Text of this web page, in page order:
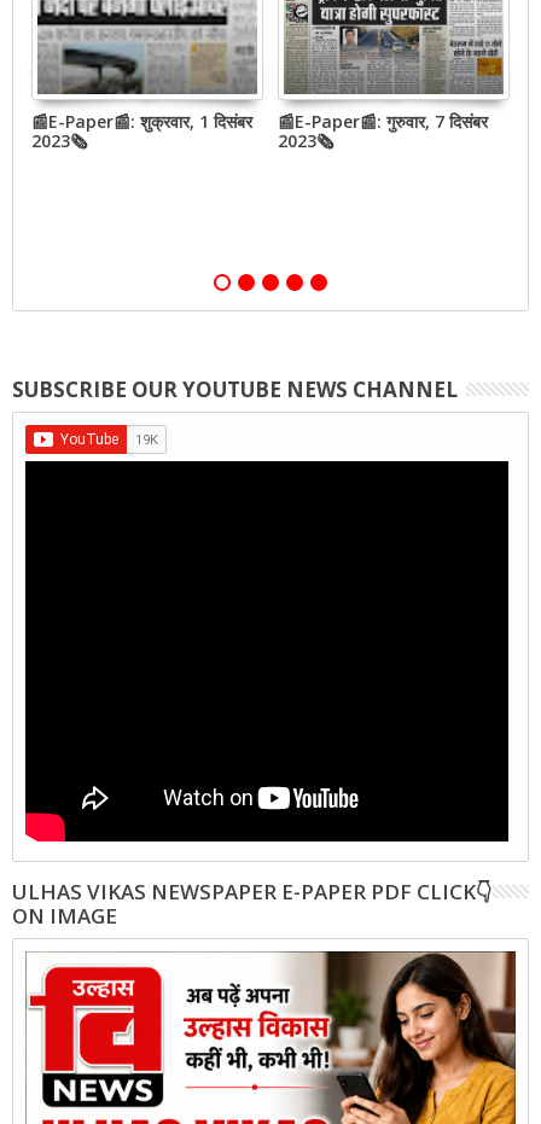
📰E-Paper📰: शुक्रवार, 1 दिसंबर
2023🗞
📰E-Paper📰: गुरुवार, 7 दिसंबर
2023🗞
SUBSCRIBE OUR YOUTUBE NEWS CHANNEL
ULHAS VIKAS NEWSPAPER E-PAPER PDF CLICK👇
ON IMAGE